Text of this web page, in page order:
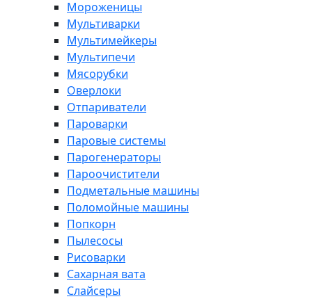
Мороженицы
Мультиварки
Мультимейкеры
Мультипечи
Мясорубки
Оверлоки
Отпариватели
Пароварки
Паровые системы
Парогенераторы
Пароочистители
Подметальные машины
Поломойные машины
Попкорн
Пылесосы
Рисоварки
Сахарная вата
Слайсеры